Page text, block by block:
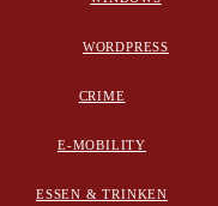
WORDPRESS
CRIME
E-MOBILITY
ESSEN & TRINKEN